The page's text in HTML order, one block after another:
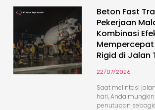
Beton Fast
Pekerjaan
Kombinasi
Rigid di Jalan
22/07/2026
Saat melintasi
hari, Anda
penutupan